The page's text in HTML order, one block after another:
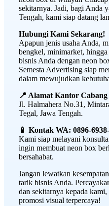
sekitarnya. Jadi, bagi Anda
Tengah, kami siap datang
Hubungi Kami Sekarang!
Apapun jenis usaha Anda,
bengkel, minimarket,
bisnis Anda dengan neon
Semesta Advertising siap
dalam mewujudkan
📍 Alamat Kantor Cabang
Jl. Halmahera No.31,
Tegal, Jawa Tengah.
📱 Kontak WA: 0896-
Kami siap melayani
ingin membuat neon box
bersahabat.
Jangan lewatkan
tarik bisnis Anda.
dan sekitarnya kepada
promosi visual terpercaya!